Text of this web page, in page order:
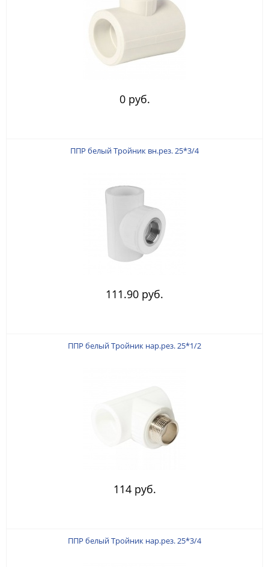
0 руб.
ППР белый Тройник вн.рез. 25*3/4
111.90 руб.
ППР белый Тройник нар.рез. 25*1/2
114 руб.
ППР белый Тройник нар.рез. 25*3/4